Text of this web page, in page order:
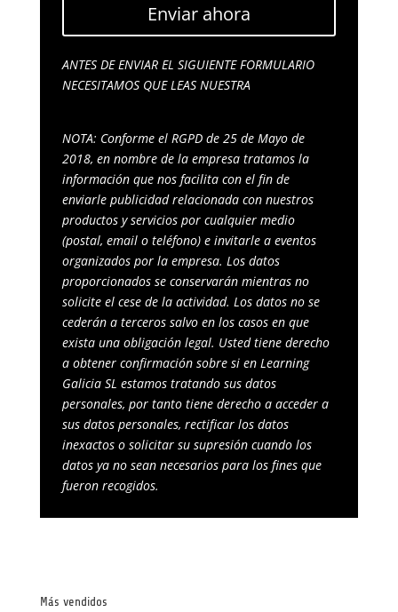
Enviar ahora
ANTES DE ENVIAR EL SIGUIENTE FORMULARIO
NECESITAMOS QUE LEAS NUESTRA
NOTA: Conforme el RGPD de 25 de Mayo de
2018, en nombre de la empresa tratamos la
información que nos facilita con el fin de
enviarle publicidad relacionada con nuestros
productos y servicios por cualquier medio
(postal, email o teléfono) e invitarle a eventos
organizados por la empresa. Los datos
proporcionados se conservarán mientras no
solicite el cese de la actividad. Los datos no se
cederán a terceros salvo en los casos en que
exista una obligación legal. Usted tiene derecho
a obtener confirmación sobre si en Learning
Galicia SL estamos tratando sus datos
personales, por tanto tiene derecho a acceder a
sus datos personales, rectificar los datos
inexactos o solicitar su supresión cuando los
datos ya no sean necesarios para los fines que
fueron recogidos.
Más vendidos